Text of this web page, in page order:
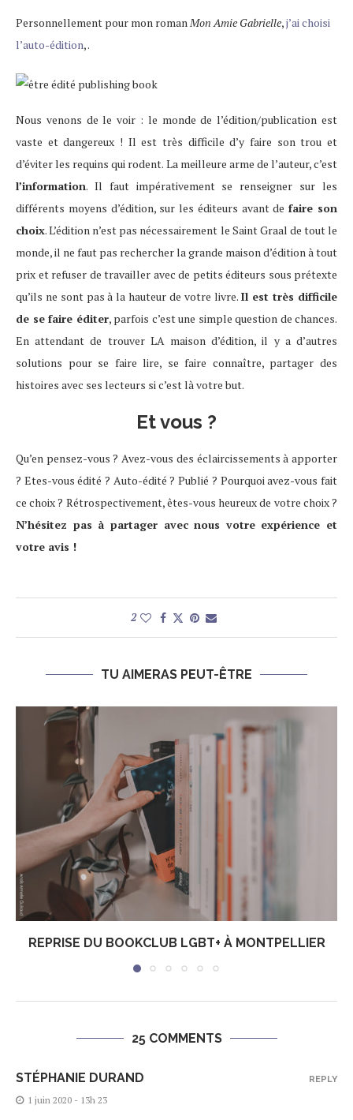
Personnellement pour mon romanMon Amie Gabrielle,j’ai choisi
l’auto-édition, .
Nous venons de le voir : le monde de l’édition/publication est
vaste et dangereux ! Il est très difficile d’y faire son trou et
d’éviter les requins qui rodent. La meilleure arme de l’auteur, c’est
l’information. Il faut impérativement se renseigner sur les
différents moyens d’édition, sur les éditeurs avant defaire son
choix. L’édition n’est pas nécessairement le Saint Graal de tout le
monde, il ne faut pas rechercher la grande maison d’édition à tout
prix et refuser de travailler avec de petits éditeurs sous prétexte
qu’ils ne sont pas à la hauteur de votre livre. Il est très difficile
de se faire éditer, parfois c’est une simple question de chances.
En attendant de trouver LA maison d’édition, il y a d’autres
solutions pour se faire lire, se faire connaître, partager des
histoires avec ses lecteurs si c’est là votre but.
Et vous ?
Qu’en pensez-vous ? Avez-vous des éclaircissements à apporter
? Etes-vous édité ? Auto-édité ? Publié ? Pourquoi avez-vous fait
ce choix ? Rétrospectivement, êtes-vous heureux de votre choix ?
N’hésitez pas à partager avec nous votre expérience et
votre avis !
2
TU AIMERAS PEUT-ÊTRE
REPRISE DU BOOKCLUB LGBT+ À MONTPELLIER
25 COMMENTS
STÉPHANIE DURAND
1 juin 2020 - 13h 23
REPLY